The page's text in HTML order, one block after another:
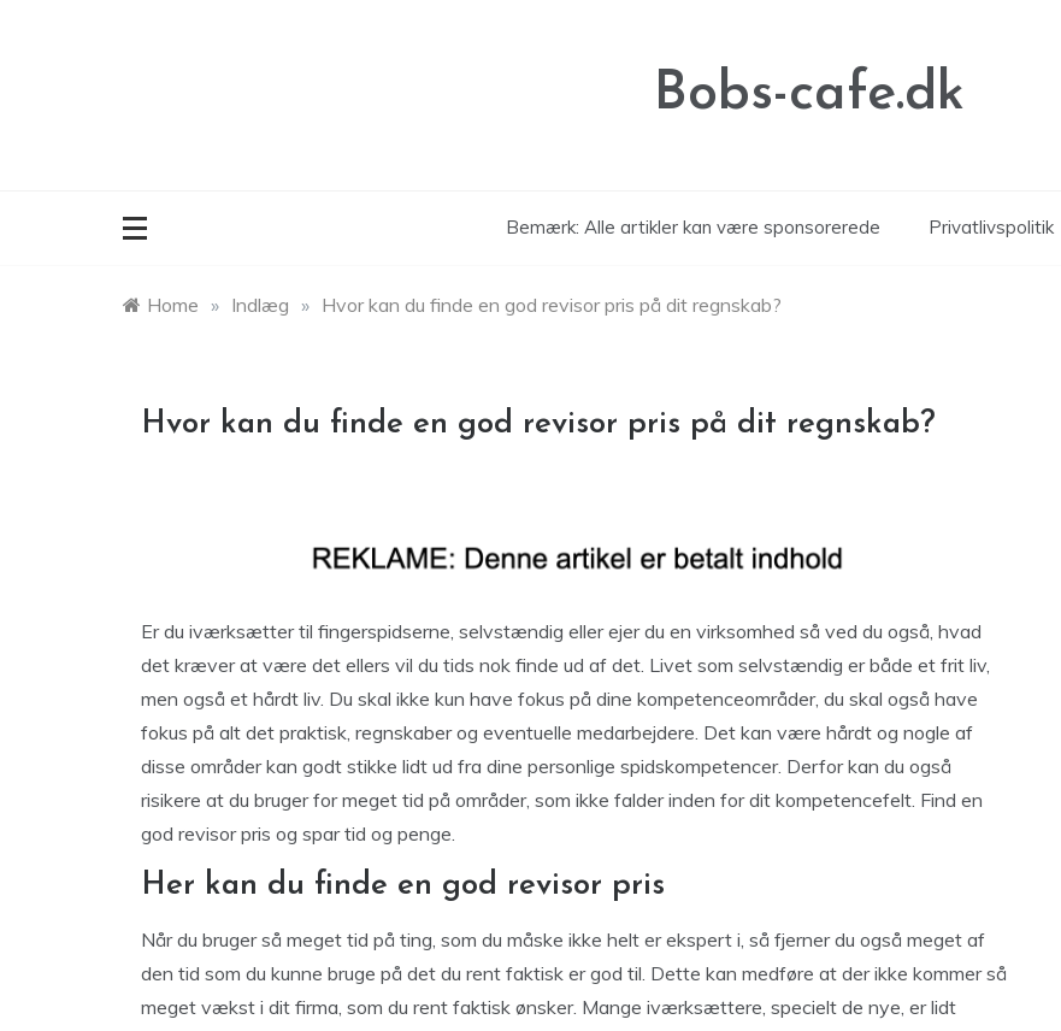
Bobs-cafe.dk
Bemærk: Alle artikler kan være sponsorerede Privatlivspolitik
Home » Indlæg » Hvor kan du finde en god revisor pris på dit regnskab?
Hvor kan du finde en god revisor pris på dit regnskab?
Er du iværksætter til fingerspidserne, selvstændig eller ejer du en virksomhed så ved du også, hvad
det kræver at være det ellers vil du tids nok finde ud af det. Livet som selvstændig er både et frit liv,
men også et hårdt liv. Du skal ikke kun have fokus på dine kompetenceområder, du skal også have
fokus på alt det praktisk, regnskaber og eventuelle medarbejdere. Det kan være hårdt og nogle af
disse områder kan godt stikke lidt ud fra dine personlige spidskompetencer. Derfor kan du også
risikere at du bruger for meget tid på områder, som ikke falder inden for dit kompetencefelt. Find en
god revisor pris og spar tid og penge.
Her kan du finde en god revisor pris
Når du bruger så meget tid på ting, som du måske ikke helt er ekspert i, så fjerner du også meget af
den tid som du kunne bruge på det du rent faktisk er god til. Dette kan medføre at der ikke kommer så
meget vækst i dit firma, som du rent faktisk ønsker. Mange iværksættere, specielt de nye, er lidt